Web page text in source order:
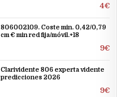
4€
806002109. Coste min. 0,42/0,79
cm € min red fija/móvil.+18
9€
Clarividente 806 experta vidente
predicciones 2026
9€